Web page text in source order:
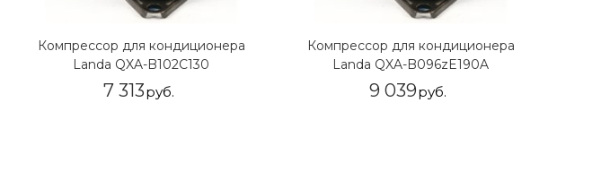
Компрессор для кондиционера
Landa QXA-B102C130
7 313руб.
Компрессор для кондиционера
Landa QXA-B096zE190A
9 039руб.